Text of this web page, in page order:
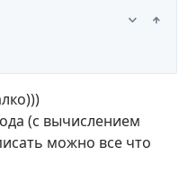
(с вычислением
можно все что